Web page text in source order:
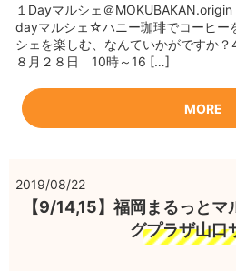
１Dayマルシェ＠MOKUBAKAN.origin
dayマルシェ☆ハニー珈琲でコーヒー
シェを楽しむ、なんていかがですか？
８月２８日 10時～16 […]
MORE
2019/08/22
【9/14,15】福岡まるっと
グプラザ山口